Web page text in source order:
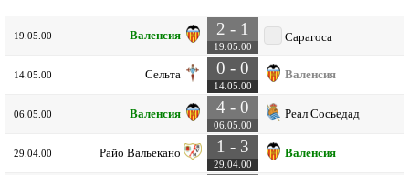
19.05.00 Валенсия 2 - 1
19.05.00
Сарагоса
14.05.00 Сельта 0 - 0
14.05.00
Валенсия
06.05.00 Валенсия 4 - 0
06.05.00
Реал Сосьедад
29.04.00 Райо Вальекано 1 - 3
29.04.00
Валенсия